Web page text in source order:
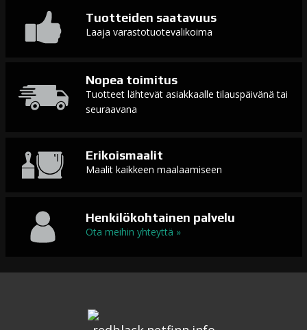
Tuotteiden saatavuus
Laaja varastotuotevalikoima
Nopea toimitus
Tuotteet lähtevät asiakkaalle tilauspäivänä tai
seuraavana
Erikoismaalit
Maalit kaikkeen maalaamiseen
Henkilökohtainen palvelu
Ota meihin yhteyttä »